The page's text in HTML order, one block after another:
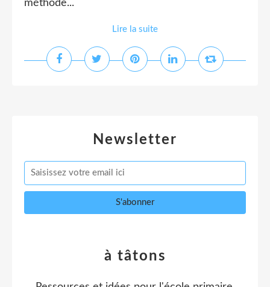
méthode...
Lire la suite
Newsletter
à tâtons